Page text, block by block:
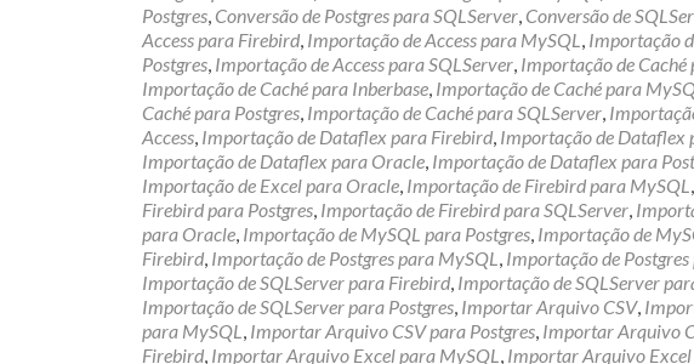
Postgres, Conversão de Postgres para SQLServer, Conversão de
Access para Firebird, Importação de Access para MySQL, Importação
Postgres, Importação de Access para SQLServer, Importação de Caché
Importação de Caché para Inberbase, Importação de Caché para
Caché para Postgres, Importação de Caché para SQLServer,
Access, Importação de Dataflex para Firebird, Importação de Dataflex
Importação de Dataflex para Oracle, Importação de Dataflex para
Importação de Excel para Oracle, Importação de Firebird para MySQL,
Firebird para Postgres, Importação de Firebird para SQLServer,
para Oracle, Importação de MySQL para Postgres, Importação de
Firebird, Importação de Postgres para MySQL, Importação de
Importação de SQLServer para Firebird, Importação de SQLServer
Importação de SQLServer para Postgres, Importar Arquivo CSV,
para MySQL, Importar Arquivo CSV para Postgres, Importar Arquivo
Firebird, Importar Arquivo Excel para MySQL, Importar Arquivo Excel